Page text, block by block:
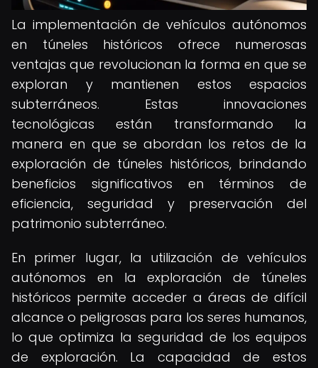
La implementación de vehículos autónomos
en túneles históricos ofrece numerosas
ventajas que revolucionan la forma en que se
exploran y mantienen estos espacios
subterráneos. Estas innovaciones
tecnológicas están transformando la
manera en que se abordan los retos de la
exploración de túneles históricos, brindando
beneficios significativos en términos de
eficiencia, seguridad y preservación del
patrimonio subterráneo.
En primer lugar, la utilización de vehículos
autónomos en la exploración de túneles
históricos permite acceder a áreas de difícil
alcance o peligrosas para los seres humanos,
lo que optimiza la seguridad de los equipos
de exploración. La capacidad de estos